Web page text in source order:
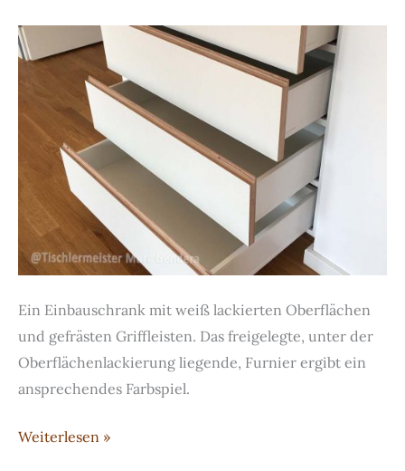
Ein Einbauschrank mit weiß lackierten Oberflächen
und gefrästen Griffleisten. Das freigelegte, unter der
Oberflächenlackierung liegende, Furnier ergibt ein
ansprechendes Farbspiel.
Einbauschrank
Weiterlesen »